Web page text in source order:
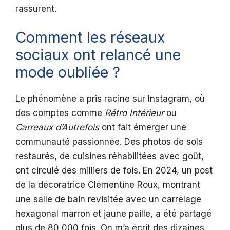
rassurent.
Comment les réseaux
sociaux ont relancé une
mode oubliée ?
Le phénomène a pris racine sur Instagram, où
des comptes comme Rétro Intérieurou
Carreaux d’Autrefoisont fait émerger une
communauté passionnée. Des photos de sols
restaurés, de cuisines réhabilitées avec goût,
ont circulé des milliers de fois. En 2024, un post
de la décoratrice Clémentine Roux, montrant
une salle de bain revisitée avec un carrelage
hexagonal marron et jaune paille, a été partagé